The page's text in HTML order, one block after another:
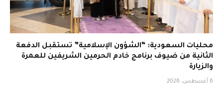
محليات السعودية: “الشؤون الإسلامية” تستقبل الدفعة
الثانية من ضيوف برنامج خادم الحرمين الشريفين للعمرة
والزيارة
6 أغسطس، 2026